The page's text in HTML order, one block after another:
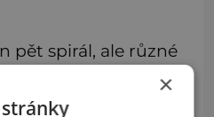
pět spirál, ale různé
s dalšími vzory
množství spirál. ×